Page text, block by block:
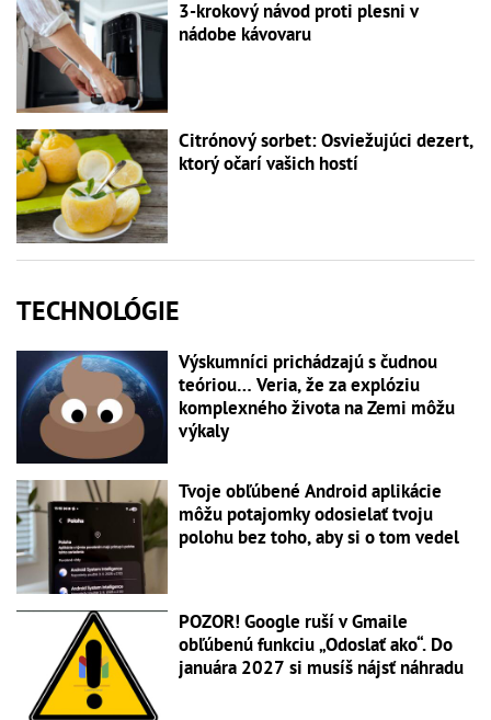
3-krokový návod proti plesni v
nádobe kávovaru
Citrónový sorbet: Osviežujúci dezert,
ktorý očarí vašich hostí
TECHNOLÓGIE
Výskumníci prichádzajú s čudnou
teóriou… Veria, že za explóziu
komplexného života na Zemi môžu
výkaly
Tvoje obľúbené Android aplikácie
môžu potajomky odosielať tvoju
polohu bez toho, aby si o tom vedel
POZOR! Google ruší v Gmaile
obľúbenú funkciu „Odoslať ako“. Do
januára 2027 si musíš nájsť náhradu